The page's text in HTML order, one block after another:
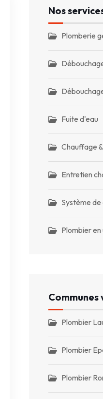
Nos
Plomberie
Fuite d'eau
Chauffage
Entretien
Système
Plombier en
Communes
Plombier
Plombier
Plombier